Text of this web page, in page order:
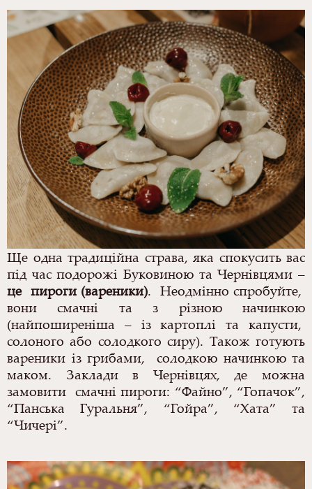
Ще одна традиційна страва, яка спокусить вас
під час подорожі Буковиною та Чернівцями –
це пироги (вареники). Неодмінно спробуйте,
вони смачні та з різною начинкою
(найпоширеніша – із картоплі та капусти,
солоного або солодкого сиру). Також готують
вареники із грибами, солодкою начинкою та
маком. Заклади в Чернівцях, де можна
замовити смачні пироги: “Файно”, “Гопачок”,
“Панська Гуральня”, “Гойра”, “Хата” та
“Чичері”.